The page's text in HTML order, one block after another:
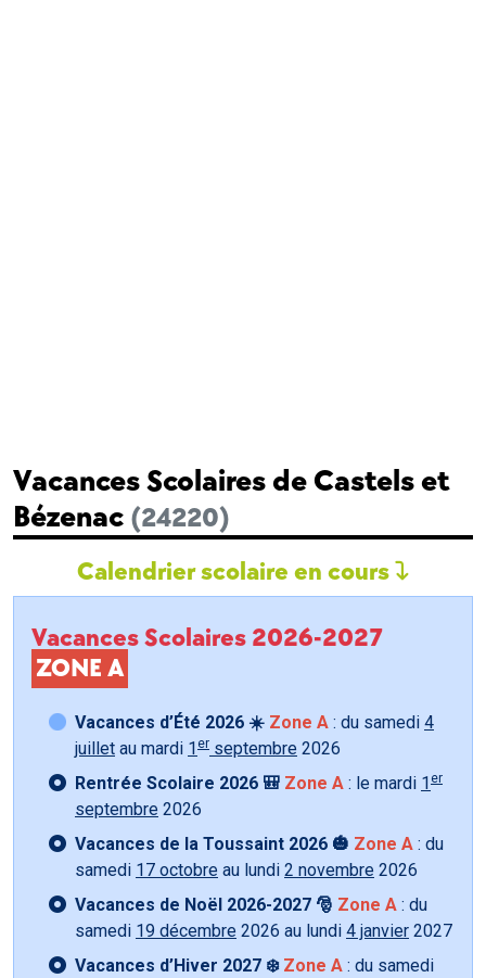
Vacances Scolaires de Castels et
Bézenac (24220)
Calendrier scolaire en cours
Vacances Scolaires 2026-2027
ZONE A
Vacances d’Été 2026 ☀️ Zone A : du samedi 4
juillet au mardi 1 er septembre 2026
Rentrée Scolaire 2026 🎒 Zone A : le mardi 1 er
septembre 2026
Vacances de la Toussaint 2026 🎃 Zone A : du
samedi 17 octobre au lundi 2 novembre 2026
Vacances de Noël 2026-2027 🎅 Zone A : du
samedi 19 décembre 2026 au lundi 4 janvier 2027
Vacances d’Hiver 2027 ❄️ Zone A : du samedi